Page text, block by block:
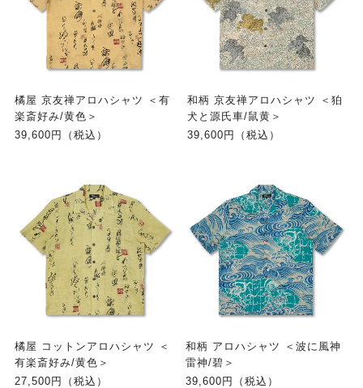
橘屋 京友禅アロハシャツ ＜有
楽斎好み/黄色＞
39,600円（税込）
和柄 京友禅アロハシャツ ＜狛
犬と源氏車/鼠黄＞
39,600円（税込）
橘屋 コットンアロハシャツ ＜
有楽斎好み/黄色＞
27,500円（税込）
和柄 アロハシャツ ＜波に風神
雷神/碧＞
39,600円（税込）